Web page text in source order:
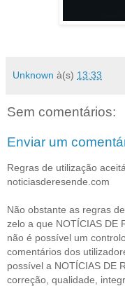
Unknown à(s) 13:33
Sem comentários:
Enviar um
Regras de utilização
noticiasderesende.com
Não obstante as regras
zelo a que NOTÍCIAS DE
não é possível um
comentários dos
possível a NOTÍCIAS DE
correção, qualidade,